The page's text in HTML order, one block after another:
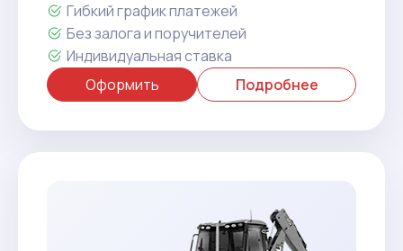
Гибкий график платежей
Без залога и поручителей
Индивидуальная ставка
Оформить
Подробнее